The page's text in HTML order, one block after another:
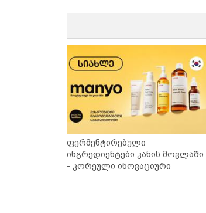
ფერმენტირებული
ინგრედიენტები კანის მოვლაში
- კორეული ინოვაციური